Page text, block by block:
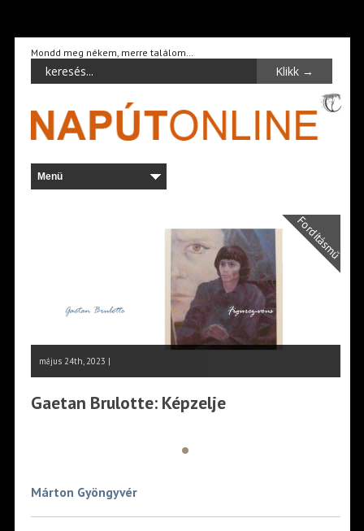
Mondd meg nékem, merre találom…
Fordításmű
május 24th, 2023 |
Gaetan Brulotte: Képzelje
•
Márton Gyöngyvér